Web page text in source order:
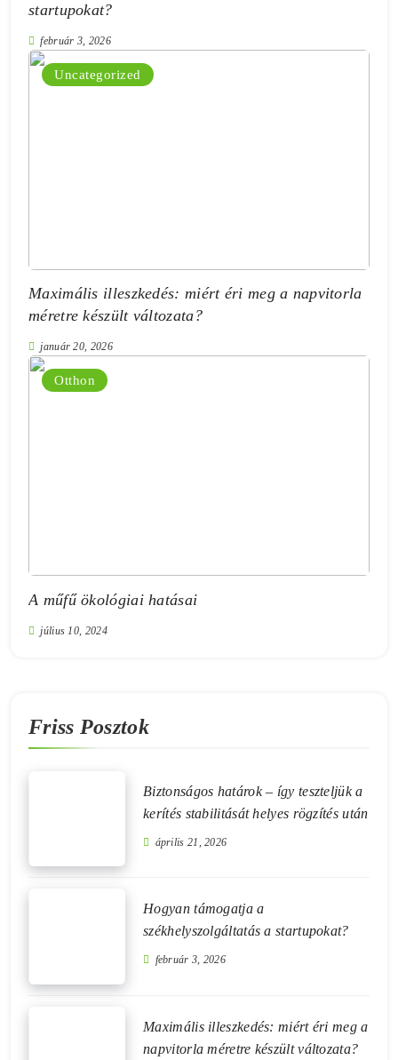
startupokat?
február 3, 2026
Uncategorized
Maximális illeszkedés: miért éri meg a napvitorla
méretre készült változata?
január 20, 2026
Otthon
A műfű ökológiai hatásai
július 10, 2024
Friss Posztok
Biztonságos határok – így teszteljük a
kerítés stabilitását helyes rögzítés után
április 21, 2026
Hogyan támogatja a
székhelyszolgáltatás a startupokat?
február 3, 2026
Maximális illeszkedés: miért éri meg a
napvitorla méretre készült változata?